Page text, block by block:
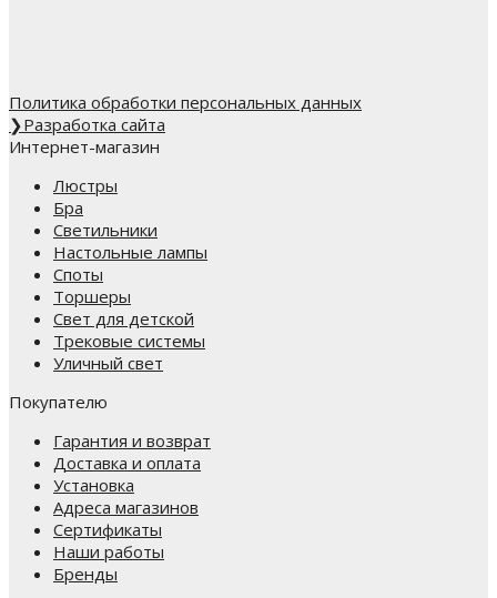
Политика обработки персональных данных
❯Разработка сайта
Интернет-магазин
Люстры
Бра
Светильники
Настольные лампы
Споты
Торшеры
Свет для детской
Трековые системы
Уличный свет
Покупателю
Гарантия и возврат
Доставка и оплата
Установка
Адреса магазинов
Сертификаты
Наши работы
Бренды